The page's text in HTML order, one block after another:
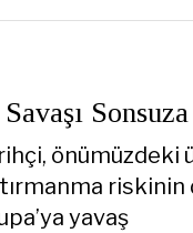
Savaşı
önümüzdeki
riskinin
yavaş